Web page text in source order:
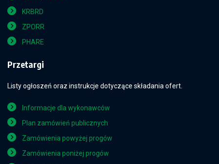
KRBRD
ZPORR
PHARE
Przetargi
Listy ogłoszeń oraz instrukcje dotyczące składania ofert.
Informacje dla wykonawców
Plan zamówień publicznych
Zamówienia powyżej progów
Zamówienia poniżej progów